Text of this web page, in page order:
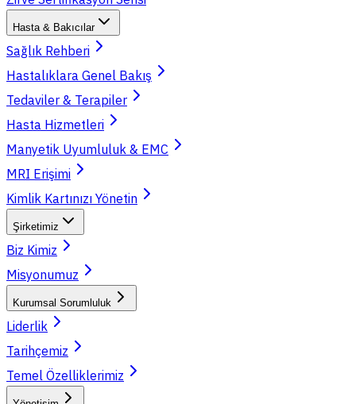
Hasta & Bakıcılar
Sağlık Rehberi
Hastalıklara Genel Bakış
Tedaviler & Terapiler
Hasta Hizmetleri
Manyetik Uyumluluk & EMC
MRI Erişimi
Kimlik Kartınızı Yönetin
Şirketimiz
Biz Kimiz
Misyonumuz
Kurumsal Sorumluluk
Liderlik
Tarihçemiz
Temel Özelliklerimiz